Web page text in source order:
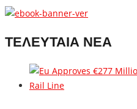
ΤΕΛΕΥΤΑΙΑ ΝΕΑ